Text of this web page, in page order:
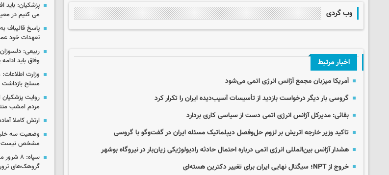
وب گردی
اخبار مرتبط
آمریکا میزبان مجمع آژانس انرژی اتمی می‌شود
گروسی بار دیگر درخواست بازدید از تأسیسات آسیب‌دیده ایران را تکرار کرد
بقائی: مدیرکل آژانس انرژی اتمی دست از سیاسی کاری بردارد
تاکید وزیر خارجه اتریش بر لزوم حل‌وفصل دیپلماتیک مسئله ایران در گفت‌وگو با گروسی
هشدار آژانس بین‌المللی انرژی اتمی درباره احتمال حادثه رادیولوژیکی زیان‌بار در نیروگاه بوشهر
خروج از NPT؛ سیگنال نهایی ایران برای تغییر دکترین هسته‌ای
پزشکیان: باید
می کنیم در
پاسخ قالیباف
تعهدات خود
ربیعی:
وفاق باید ادامه
مسلح
روایت
مردم امشب
ارتش کاملا
وضعیت سه
مشخص نیست
سپاه: ۸
گروهک‌های